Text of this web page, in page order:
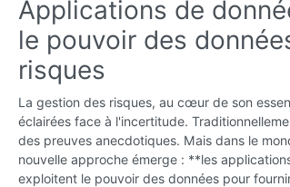
Applications de
le pouvoir des
risques
La gestion des risques, au cœur de son
éclairées face à l'incertitude.
des preuves anecdotiques. Mais dans le
nouvelle approche émerge : **les
exploitent le pouvoir des données pour